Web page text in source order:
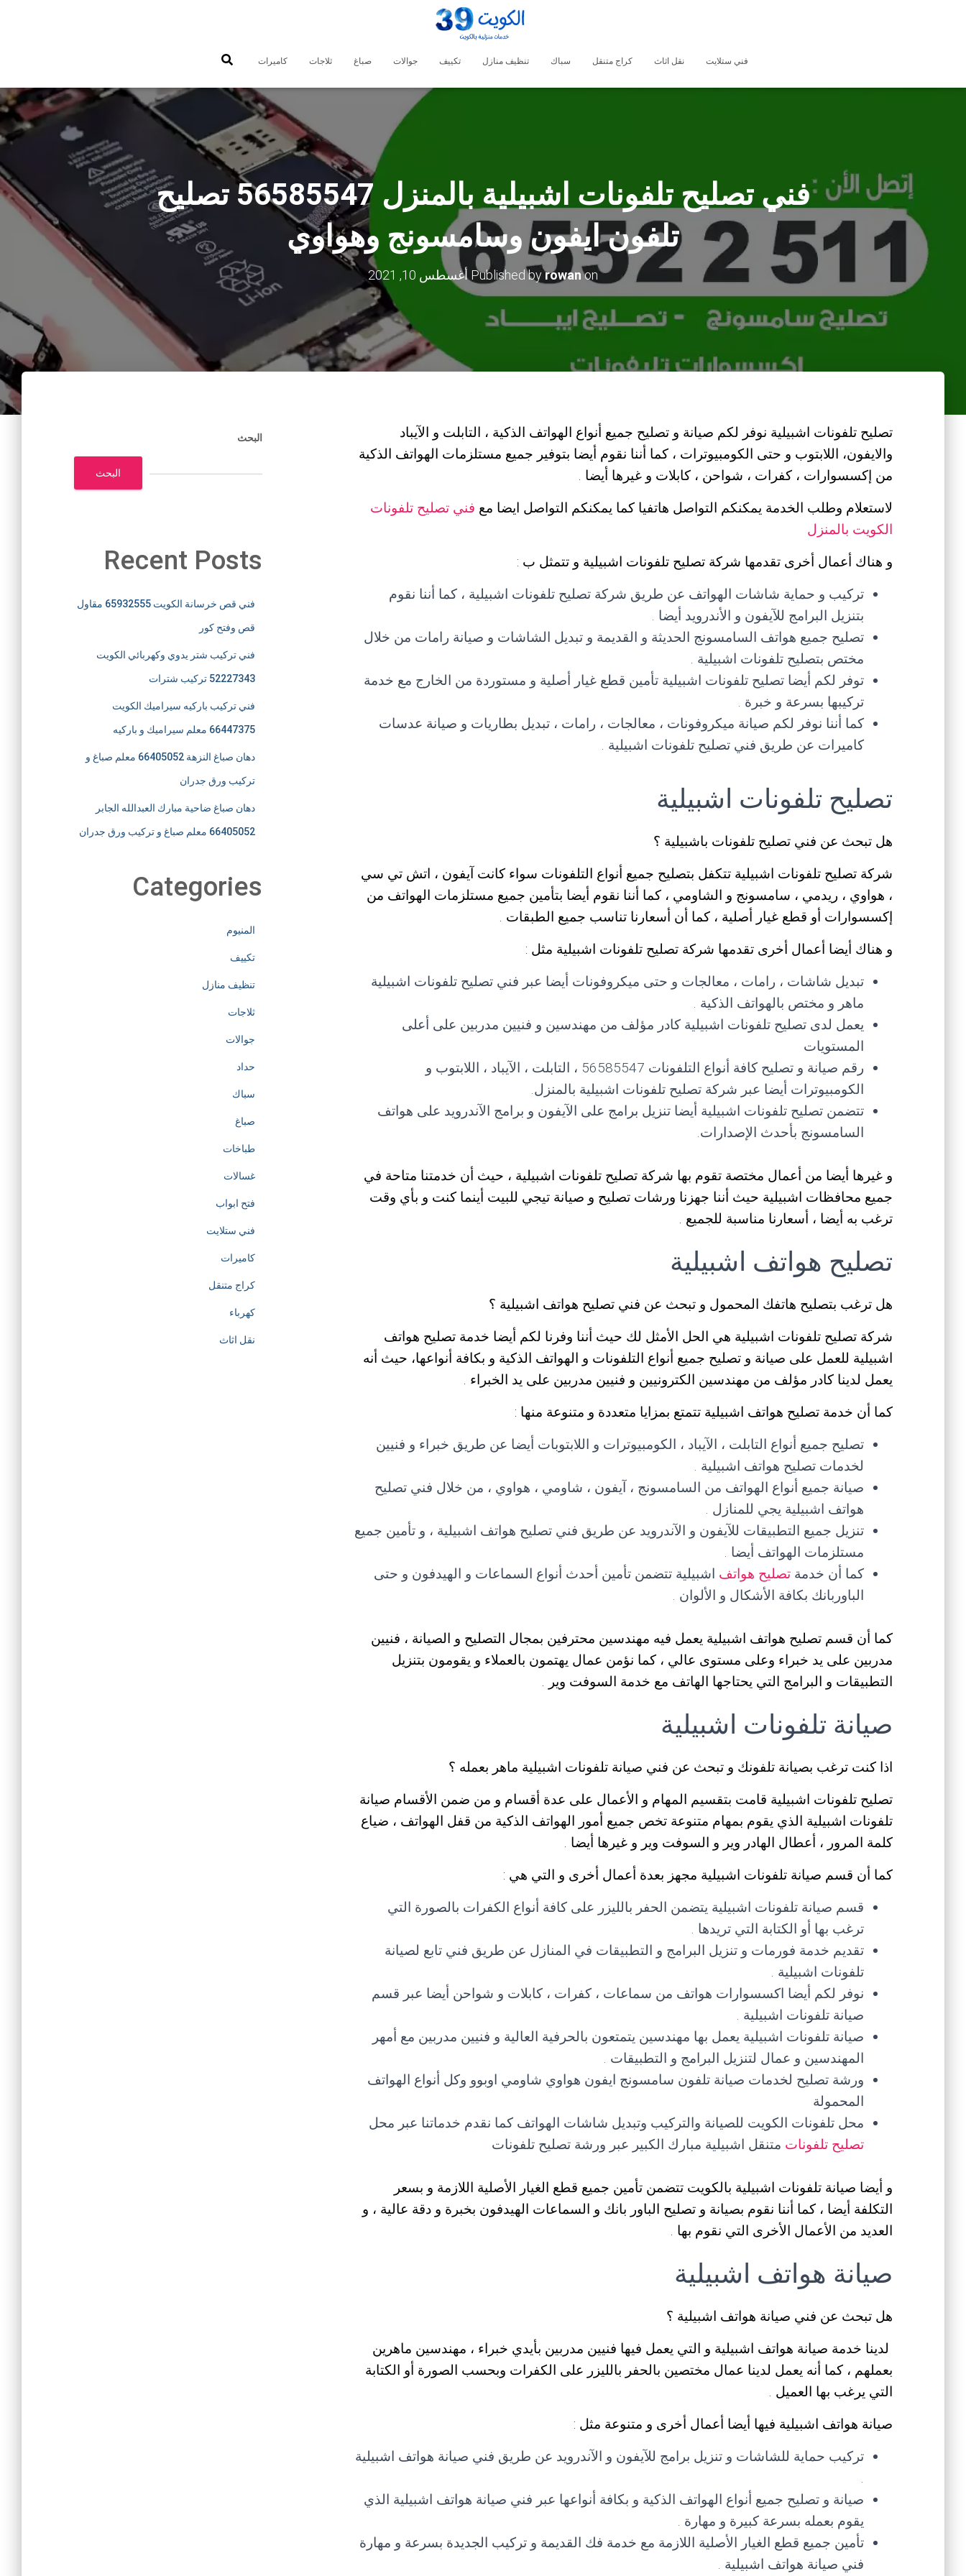
فني ستلايت نقل اثاث كراج متنقل سباك تنظيف منازل تكييف جوالات صباغ ثلاجات كاميرات
فني تصليح تلفونات اشبيلية بالمنزل 56585547 تصليح
تلفون ايفون وسامسونج وهواوي
Published byrowanon أغسطس 10, 2021
تصليح تلفونات اشبيلية نوفر لكم صيانة و تصليح جميع أنواع الهواتف الذكية ، التابلت و الآيباد
والايفون، اللابتوب و حتى الكومبيوترات ، كما أننا نقوم أيضا بتوفير جميع مستلزمات الهواتف الذكية
من إكسسوارات ، كفرات ، شواحن ، كابلات و غيرها أيضا .
لاستعلام وطلب الخدمة يمكنكم التواصل هاتفيا كما يمكنكم التواصل ايضا مع فني تصليح تلفونات
الكويت بالمنزل
و هناك أعمال أخرى تقدمها شركة تصليح تلفونات اشبيلية و تتمثل ب :
تركيب و حماية شاشات الهواتف عن طريق شركة تصليح تلفونات اشبيلية ، كما أننا نقوم
بتنزيل البرامج للآيفون و الأندرويد أيضا .
تصليح جميع هواتف السامسونج الحديثة و القديمة و تبديل الشاشات و صيانة رامات من خلال
مختص بتصليح تلفونات اشبيلية .
توفر لكم أيضا تصليح تلفونات اشبيلية تأمين قطع غيار أصلية و مستوردة من الخارج مع خدمة
تركيبها بسرعة و خبرة .
كما أننا نوفر لكم صيانة ميكروفونات ، معالجات ، رامات ، تبديل بطاريات و صيانة عدسات
كاميرات عن طريق فني تصليح تلفونات اشبيلية .
تصليح تلفونات اشبيلية
هل تبحث عن فني تصليح تلفونات باشبيلية ؟
شركة تصليح تلفونات اشبيلية تتكفل بتصليح جميع أنواع التلفونات سواء كانت آيفون ، اتش تي سي
، هواوي ، ريدمي ، سامسونج و الشاومي ، كما أننا نقوم أيضا بتأمين جميع مستلزمات الهواتف من
إكسسوارات أو قطع غيار أصلية ، كما أن أسعارنا تناسب جميع الطبقات .
و هناك أيضا أعمال أخرى تقدمها شركة تصليح تلفونات اشبيلية مثل :
تبديل شاشات ، رامات ، معالجات و حتى ميكروفونات أيضا عبر فني تصليح تلفونات اشبيلية
ماهر و مختص بالهواتف الذكية .
يعمل لدى تصليح تلفونات اشبيلية كادر مؤلف من مهندسين و فنيين مدربين على أعلى
المستويات
رقم صيانة و تصليح كافة أنواع التلفونات 56585547 ، التابلت ، الآيباد ، اللابتوب و
الكومبيوترات أيضا عبر شركة تصليح تلفونات اشبيلية بالمنزل.
تتضمن تصليح تلفونات اشبيلية أيضا تنزيل برامج على الآيفون و برامج الآندرويد على هواتف
السامسونج بأحدث الإصدارات.
و غيرها أيضا من أعمال مختصة تقوم بها شركة تصليح تلفونات اشبيلية ، حيث أن خدمتنا متاحة في
جميع محافظات اشبيلية حيث أننا جهزنا ورشات تصليح و صيانة تيجي للبيت أينما كنت و بأي وقت
ترغب به أيضا ، أسعارنا مناسبة للجميع .
تصليح هواتف اشبيلية
هل ترغب بتصليح هاتفك المحمول و تبحث عن فني تصليح هواتف اشبيلية ؟
شركة تصليح تلفونات اشبيلية هي الحل الأمثل لك حيث أننا وفرنا لكم أيضا خدمة تصليح هواتف
اشبيلية للعمل على صيانة و تصليح جميع أنواع التلفونات و الهواتف الذكية و بكافة أنواعها، حيث أنه
يعمل لدينا كادر مؤلف من مهندسين الكترونيين و فنيين مدربين على يد الخبراء .
كما أن خدمة تصليح هواتف اشبيلية تتمتع بمزايا متعددة و متنوعة منها :
تصليح جميع أنواع التابلت ، الآيباد ، الكومبيوترات و اللابتوبات أيضا عن طريق خبراء و فنيين
لخدمات تصليح هواتف اشبيلية .
صيانة جميع أنواع الهواتف من السامسونج ، آيفون ، شاومي ، هواوي ، من خلال فني تصليح
هواتف اشبيلية يجي للمنازل .
تنزيل جميع التطبيقات للآيفون و الآندرويد عن طريق فني تصليح هواتف اشبيلية ، و تأمين جميع
مستلزمات الهواتف أيضا .
كما أن خدمة تصليح هواتف اشبيلية تتضمن تأمين أحدث أنواع السماعات و الهيدفون و حتى
الباوربانك بكافة الأشكال و الألوان .
كما أن قسم تصليح هواتف اشبيلية يعمل فيه مهندسين محترفين بمجال التصليح و الصيانة ، فنيين
مدربين على يد خبراء وعلى مستوى عالي ، كما نؤمن عمال يهتمون بالعملاء و يقومون بتنزيل
التطبيقات و البرامج التي يحتاجها الهاتف مع خدمة السوفت وير .
صيانة تلفونات اشبيلية
اذا كنت ترغب بصيانة تلفونك و تبحث عن فني صيانة تلفونات اشبيلية ماهر بعمله ؟
تصليح تلفونات اشبيلية قامت بتقسيم المهام و الأعمال على عدة أقسام و من ضمن الأقسام صيانة
تلفونات اشبيلية الذي يقوم بمهام متنوعة تخص جميع أمور الهواتف الذكية من قفل الهواتف ، ضياع
كلمة المرور ، أعطال الهادر وير و السوفت وير و غيرها أيضا .
كما أن قسم صيانة تلفونات اشبيلية مجهز بعدة أعمال أخرى و التي هي :
قسم صيانة تلفونات اشبيلية يتضمن الحفر بالليزر على كافة أنواع الكفرات بالصورة التي
ترغب بها أو الكتابة التي تريدها .
تقديم خدمة فورمات و تنزيل البرامج و التطبيقات في المنازل عن طريق فني تابع لصيانة
تلفونات اشبيلية .
نوفر لكم أيضا اكسسوارات هواتف من سماعات ، كفرات ، كابلات و شواحن أيضا عبر قسم
صيانة تلفونات اشبيلية .
صيانة تلفونات اشبيلية يعمل بها مهندسين يتمتعون بالحرفية العالية و فنيين مدربين مع أمهر
المهندسين و عمال لتنزيل البرامج و التطبيقات .
ورشة تصليح لخدمات صيانة تلفون سامسونج ايفون هواوي شاومي اوبوو وكل أنواع الهواتف
المحمولة
محل تلفونات الكويت للصيانة والتركيب وتبديل شاشات الهواتف كما نقدم خدماتنا عبر محل
تصليح تلفونات متنقل اشبيلية مبارك الكبير عبر ورشة تصليح تلفونات
و أيضا صيانة تلفونات اشبيلية بالكويت تتضمن تأمين جميع قطع الغيار الأصلية اللازمة و بسعر
التكلفة أيضا ، كما أننا نقوم بصيانة و تصليح الباور بانك و السماعات الهيدفون بخبرة و دقة عالية ، و
العديد من الأعمال الأخرى التي نقوم بها .
صيانة هواتف اشبيلية
هل تبحث عن فني صيانة هواتف اشبيلية ؟
لدينا خدمة صيانة هواتف اشبيلية و التي يعمل فيها فنيين مدربين بأيدي خبراء ، مهندسين ماهرين
بعملهم ، كما أنه يعمل لدينا عمال مختصين بالحفر بالليزر على الكفرات وبحسب الصورة أو الكتابة
التي يرغب بها العميل .
صيانة هواتف اشبيلية فيها أيضا أعمال أخرى و متنوعة مثل :
تركيب حماية للشاشات و تنزيل برامج للآيفون و الآندرويد عن طريق فني صيانة هواتف اشبيلية
.
صيانة و تصليح جميع أنواع الهواتف الذكية و بكافة أنواعها عبر فني صيانة هواتف اشبيلية الذي
يقوم بعمله بسرعة كبيرة و مهارة .
تأمين جميع قطع الغيار الأصلية اللازمة مع خدمة فك القديمة و تركيب الجديدة بسرعة و مهارة
فني صيانة هواتف اشبيلية .
البحث
البحث
Recent Posts
فني قص خرسانة الكويت 65932555 مقاول
قص وفتح كور
فني تركيب شتر يدوي وكهربائي الكويت
52227343 تركيب شترات
فني تركيب باركيه سيراميك الكويت
66447375 معلم سيراميك و باركيه
دهان صباغ النزهة 66405052 معلم صباغ و
تركيب ورق جدران
دهان صباغ ضاحية مبارك العبدالله الجابر
66405052 معلم صباغ و تركيب ورق جدران
Categories
المنيوم
تكييف
تنظيف منازل
ثلاجات
جوالات
حداد
سباك
صباغ
طباخات
غسالات
فتح ابواب
فني ستلايت
كاميرات
كراج متنقل
كهرباء
نقل اثاث